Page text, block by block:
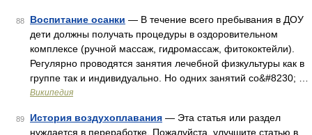
88 Воспитание осанки — В течение всего пребывания в ДОУ
дети должны получать процедуры в оздоровительном
комплексе (ручной массаж, гидромассаж, фитококтейли).
Регулярно проводятся занятия лечебной физкультуры как в
группе так и индивидуально. Но одних занятий со&#8230; …
Википедия
89 История воздухоплавания — Эта статья или раздел
нуждается в переработке. Пожалуйста, улучшите статью в